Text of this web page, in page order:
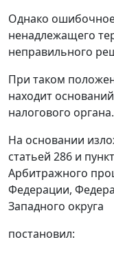
Однако
ненадлежащего
неправильного
При таком
находит
налогового органа.
На основании
статьей 286 и
Арбитражного
Федерации,
Западного округа
постановил: